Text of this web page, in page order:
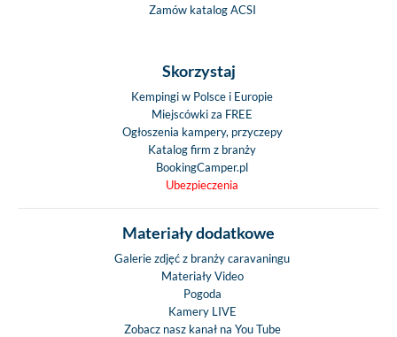
Zamów katalog ACSI
Skorzystaj
Kempingi w Polsce i Europie
Miejscówki za FREE
Ogłoszenia kampery, przyczepy
Katalog firm z branży
BookingCamper.pl
Ubezpieczenia
Materiały dodatkowe
Galerie zdjęć z branży caravaningu
Materiały Video
Pogoda
Kamery LIVE
Zobacz nasz kanał na You Tube